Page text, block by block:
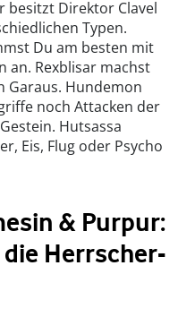
besitzt Direktor Clavel
Typen.
Du am besten mit
an. Rexblisar machst
Garaus. Hundemon
noch Attacken der
Hutsassa
Eis, Flug oder Psycho
& Purpur:
Herrscher-